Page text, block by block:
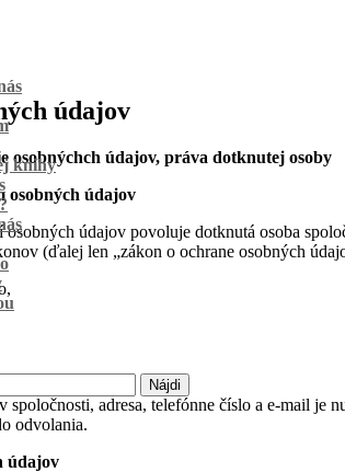
knihy
údajov
osobnýchch údajov, práva dotknutej osoby
osobných údajov
osobných údajov povoluje dotknutá osoba
(ďalej len „zákon o ochrane osobných
spoločnosti, adresa, telefónne číslo a e-mail je
odvolania.
údajov